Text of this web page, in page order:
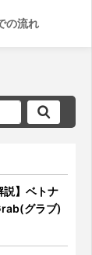
の流れ
説】ベトナ
グラブ)